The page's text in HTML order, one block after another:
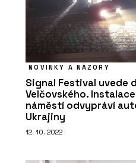
NOVINKY A NÁZORY
Signal Festival uvede
Velčovského.
náměstí odvypráví
Ukrajiny
12. 10. 2022